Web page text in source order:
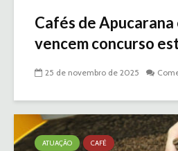
Cafés de Apucarana
vencem concurso
25 de novembro de 2025
ATUAÇÃO CAFÉ